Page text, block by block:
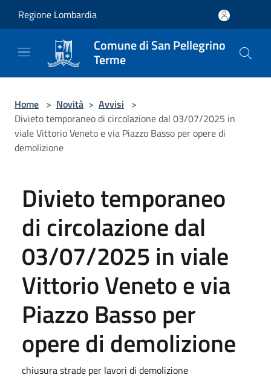
Regione Lombardia
Comune di San Pellegrino
Terme
Home > Novità > Avvisi >
Divieto temporaneo di circolazione dal 03/07/2025 in
viale Vittorio Veneto e via Piazzo Basso per opere di
demolizione
Divieto temporaneo
di circolazione dal
03/07/2025 in viale
Vittorio Veneto e via
Piazzo Basso per
opere di demolizione
chiusura strade per lavori di demolizione